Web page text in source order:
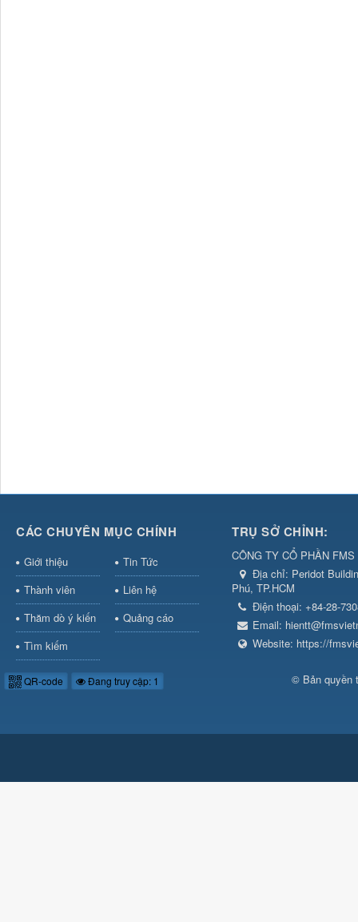
CÁC CHUYÊN MỤC CHÍNH
Giới thiệu
Tin Tức
Thành viên
Liên hệ
Thăm dò ý kiến
Quảng cáo
Tìm kiếm
TRỤ SỞ CHỈNH:
CÔNG TY CỔ PHẦN
Địa chỉ: Peridot
Phú, TP.HCM
Điện thoại: +84-28-
Email:
Website: https://
QR-code Đang truy cập: 1 © Bản quyền